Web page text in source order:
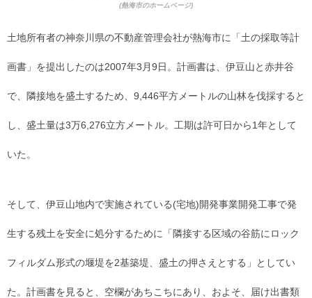
(熱海市のホームページ)
土地所有者の神奈川県の不動産管理会社が熱海市に「土の採取等計
画書」を提出したのは2007年3月9日。計画書は、伊豆山と赤井谷
で、隣接地を盛土するため、9,446平方メートルの山林を伐採すると
し、盛土量は3万6,276立方メートル。工期は許可日から1年として
いた。
そして、伊豆山地内で実施されている(宅地)開発事業開発工事で発
生する残土を安全に処分するために「隣接する区域の谷筋にロック
フィルダム形式の堰堤を2基築堤、盛土の押さえとする」としてい
た。計画書を見ると、空欄があちこちにあり、およそ、届け出書類